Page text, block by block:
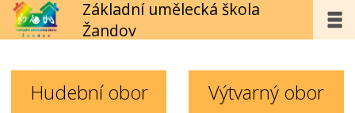
Základní umělecká škola
Žandov
Hudební obor Výtvarný obor